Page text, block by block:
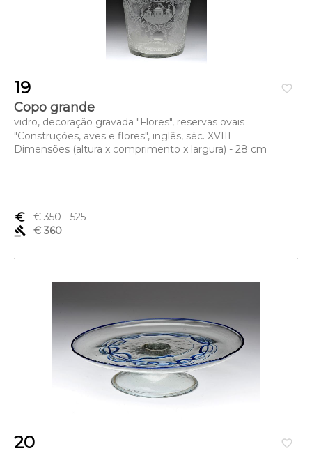
favorite_border
19
Copo grande
vidro, decoração gravada "Flores", reservas ovais
"Construções, aves e flores", inglês, séc. XVIII
Dimensões (altura x comprimento x largura) - 28 cm
euro_symbol € 350 - 525
gavel
€ 360
favorite_border
20